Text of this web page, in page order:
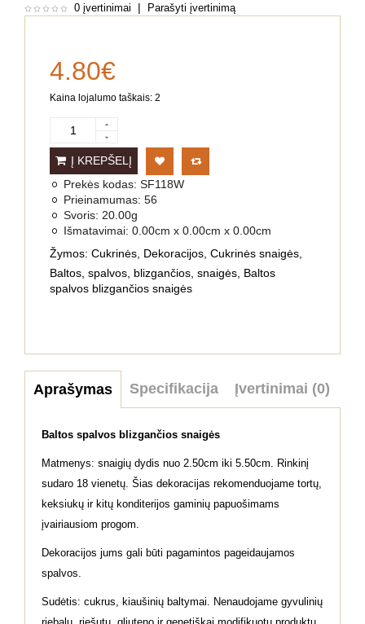
0 įvertinimai | Parašyti įvertinimą
4.80€
Kaina lojalumo taškais: 2
Į KREPŠELĮ
Prekės kodas: SF118W
Prieinamumas: 56
Svoris: 20.00g
Išmatavimai: 0.00cm x 0.00cm x 0.00cm
Žymos: Cukrinės Dekoracijos Cukrinės snaigės
Baltos spalvos blizgančios snaigės Baltos
spalvos blizgančios snaigės
Aprašymas Specifikacija Įvertinimai (0)
Baltos spalvos blizgančios snaigės
Matmenys: snaigių dydis nuo 2.50cm iki 5.50cm. Rinkinį
sudaro 18 vienetų. Šias dekoracijas rekomenduojame tortų,
keksiukų ir kitų konditerijos gaminių papuošimams
įvairiausiom progom.
Dekoracijos jums gali būti pagamintos pageidaujamos
spalvos.
Sudėtis: cukrus, kiaušinių baltymai. Nenaudojame gyvulinių